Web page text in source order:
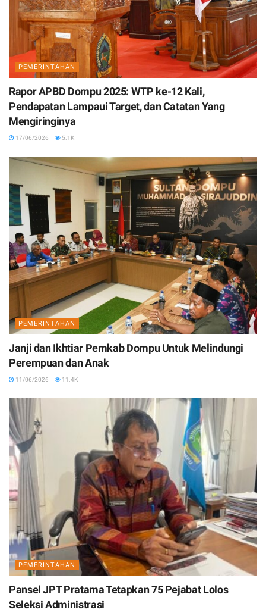
PEMERINTAHAN
Rapor APBD Dompu 2025: WTP ke-12 Kali,
Pendapatan Lampaui Target, dan Catatan Yang
Mengiringinya
17/06/2026 5.1K
PEMERINTAHAN
Janji dan Ikhtiar Pemkab Dompu Untuk Melindungi
Perempuan dan Anak
11/06/2026 11.4K
PEMERINTAHAN
Pansel JPT Pratama Tetapkan 75 Pejabat Lolos
Seleksi Administrasi